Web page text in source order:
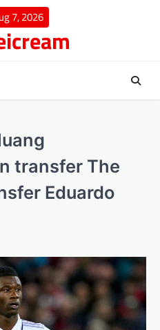
7, 2026
transfer The
Eduardo